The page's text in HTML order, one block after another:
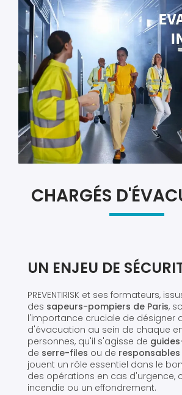
CHARGÉS
UN ENJEU DE
PREVENTIRISK et ses formateurs,
des sapeurs-pompiers de Paris,
l'importance cruciale de désigner
d'évacuation au sein de chaque
personnes, qu'il s'agisse de
de serre-files ou de
jouent un rôle essentiel dans le
des opérations en cas d'urgence,
incendie ou un effondrement.